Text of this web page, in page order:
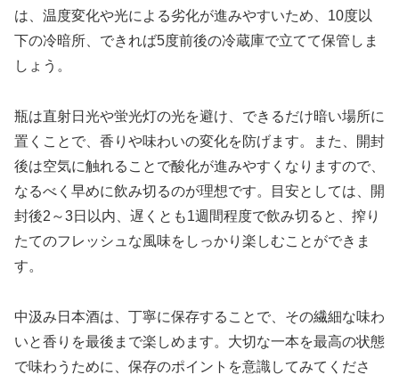
は、温度変化や光による劣化が進みやすいため、10度以
下の冷暗所、できれば5度前後の冷蔵庫で立てて保管しま
しょう。
瓶は直射日光や蛍光灯の光を避け、できるだけ暗い場所に
置くことで、香りや味わいの変化を防げます。また、開封
後は空気に触れることで酸化が進みやすくなりますので、
なるべく早めに飲み切るのが理想です。目安としては、開
封後2～3日以内、遅くとも1週間程度で飲み切ると、搾り
たてのフレッシュな風味をしっかり楽しむことができま
す。
中汲み日本酒は、丁寧に保存することで、その繊細な味わ
いと香りを最後まで楽しめます。大切な一本を最高の状態
で味わうために、保存のポイントを意識してみてくださ